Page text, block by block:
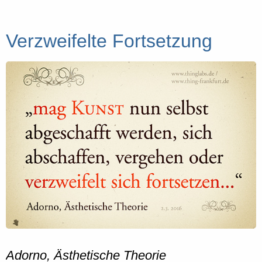
Verzweifelte Fortsetzung
Adorno, Ästhetische Theorie